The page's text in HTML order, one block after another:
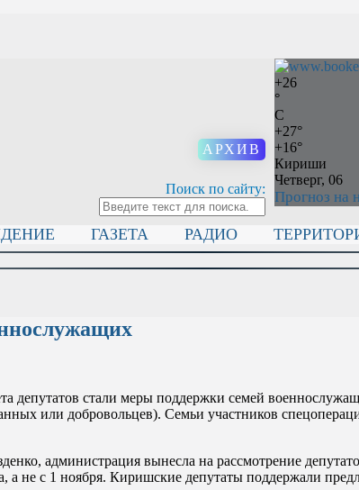
АРХИВ
Поиск по сайту:
+26
°
C
+27°
+16°
Кириши
Четверг, 06
Прогноз на
ГАЗЕТА РАДИО
депутатов стали меры поддержки семей
или добровольцев). Семьи участников
администрация вынесла на рассмотрение
а не с 1 ноября. Киришские депутаты поддержали